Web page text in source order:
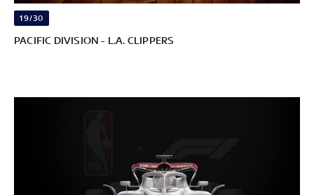
19/30
PACIFIC DIVISION - L.A. CLIPPERS